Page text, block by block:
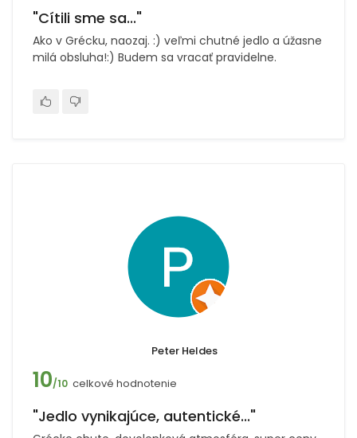
"Cítili sme sa..."
Ako v Grécku, naozaj. :) veľmi chutné jedlo a úžasne
milá obsluha!:) Budem sa vracať pravidelne.
Peter Heldes
10/10 celkové hodnotenie
"Jedlo vynikajúce, autentické..."